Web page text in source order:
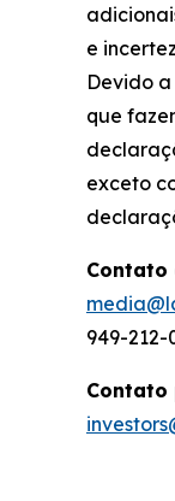
e
Devido
que
exceto
Contato
949-212-
Contato